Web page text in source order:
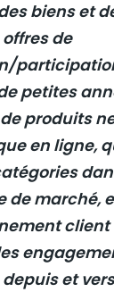
biens et
de
petites
produits
en ligne,
de marché,
et